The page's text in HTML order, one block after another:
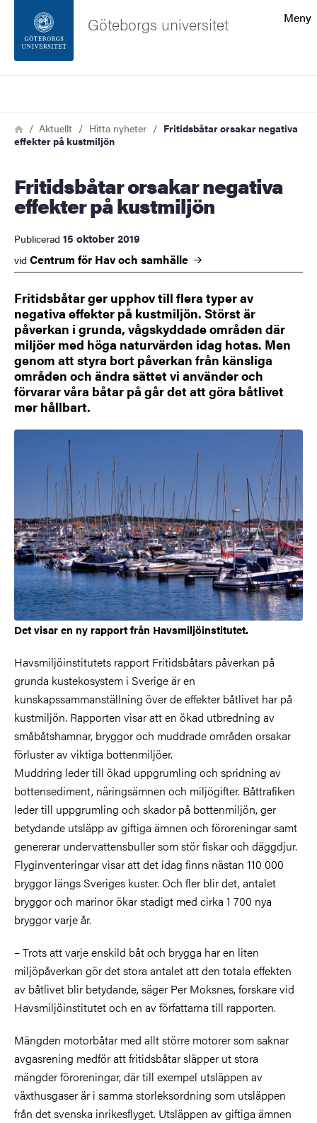
Sidfoten
Om webbplatsen
Meny
Göteborgs universitet
Länkstig
HemAktuellt Hitta nyheter
Fritidsbåtar orsakar negativa
effekter på kustmiljön
Fritidsbåtar orsakar negativa
effekter på kustmiljön
Publicerad 15 oktober 2019
vid Centrum för Hav och samhälle
Fritidsbåtar ger upphov till flera typer av
negativa effekter på kustmiljön. Störst är
påverkan i grunda, vågskyddade områden där
miljöer med höga naturvärden idag hotas. Men
genom att styra bort påverkan från känsliga
områden och ändra sättet vi använder och
förvarar våra båtar på går det att göra båtlivet
mer hållbart.
Det visar en ny rapport från Havsmiljöinstitutet.
Havsmiljöinstitutets rapport Fritidsbåtars påverkan på
grunda kustekosystem i Sverige är en
kunskapssammanställning över de effekter båtlivet har på
kustmiljön. Rapporten visar att en ökad utbredning av
småbåtshamnar, bryggor och muddrade områden orsakar
förluster av viktiga bottenmiljöer.
Muddring leder till ökad uppgrumling och spridning av
bottensediment, näringsämnen och miljögifter. Båttrafiken
leder till uppgrumling och skador på bottenmiljön, ger
betydande utsläpp av giftiga ämnen och föroreningar samt
genererar undervattensbuller som stör fiskar och däggdjur.
Flyginventeringar visar att det idag finns nästan 110 000
bryggor längs Sveriges kuster. Och fler blir det, antalet
bryggor och marinor ökar stadigt med cirka 1 700 nya
bryggor varje år.
– Trots att varje enskild båt och brygga har en liten
miljöpåverkan gör det stora antalet att den totala effekten
av båtlivet blir betydande, säger Per Moksnes, forskare vid
Havsmiljöinstitutet och en av författarna till rapporten.
Mängden motorbåtar med allt större motorer som saknar
avgasrening medför att fritidsbåtar släpper ut stora
mängder föroreningar, där till exempel utsläppen av
växthusgaser är i samma storleksordning som utsläppen
från det svenska inrikesflyget. Utsläppen av giftiga ämnen